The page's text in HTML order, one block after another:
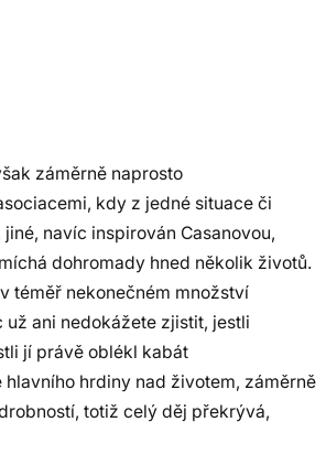
záměrně naprosto
kdy z jedné situace či
navíc inspirován Casanovou,
dohromady hned několik životů.
téměř nekonečném množství
ani nedokážete zjistit, jestli
jí právě oblékl kabát
hrdiny nad životem, záměrně
totiž celý děj překrývá,